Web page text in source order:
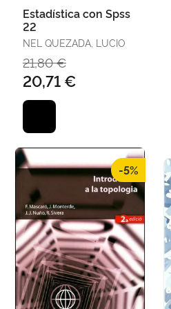
Estadística con Spss
22
NEL QUEZADA, LUCIO
21,80 €
20,71 €
-5%